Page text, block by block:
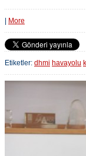
More
Etiketler: dhmi havayolu